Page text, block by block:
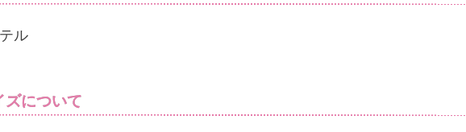
ル
ズについて